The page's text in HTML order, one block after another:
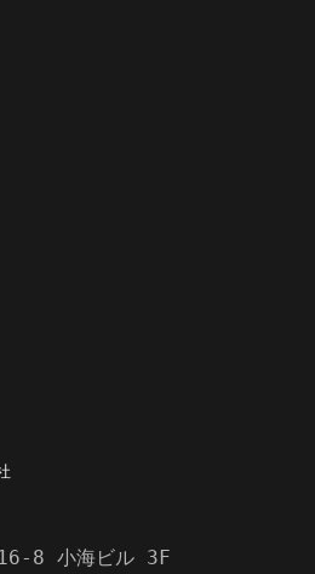
16-8 小海ビル 3F